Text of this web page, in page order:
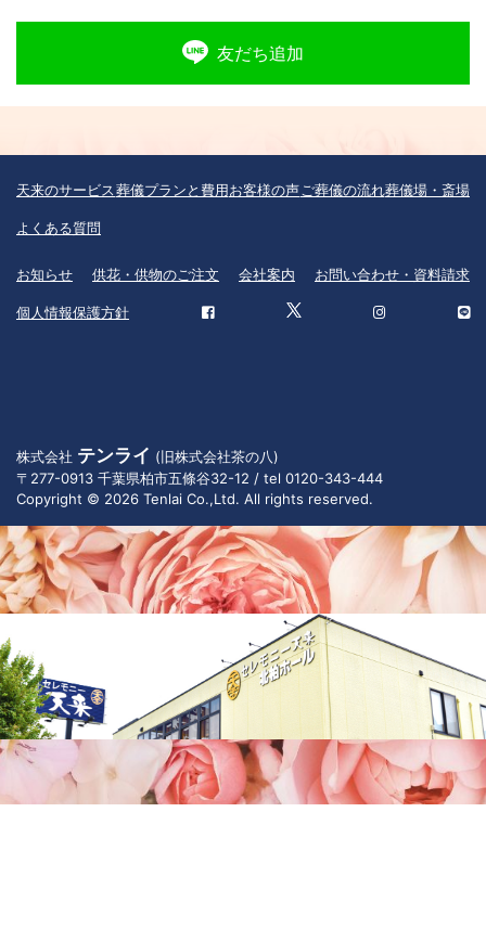
メールで提供します。
〈3〉香典返しのため弊社と業務提携している百貨
先・主な相談内容を電話または電子メールで提供し
会員管理の適切な運営のために下記の業者に業務委
託するにあたりお客様の個人情報を提供する際は、
うえで、機密保持契約を委託先と締結し、お客様の
様の宗教宗派に関する個人情報は、葬儀の施行のた
め、弊社において正当な事業遂行の範囲内で利用い
たします。お客様がご自身の個人情報を弊社に提供
されるか否かは、お客様のご判断によりますが、も
しご提供されない場合には、適切なサービスが提供
できない場合がありますので予めご了承ください。
登録者はご自身の個人情報について開示・修正・削
除等を求めることができます。希望される場合は下
記の問合せ窓口までお問い合わせ下さい。
お問合せ窓口
〒277-0913
友だち追加
天来のサービス葬儀プランと費用お客様の声ご葬儀の流れ葬儀場・斎場
よくある質問
お知らせ 供花・供物のご注文 会社案内 お問い合わせ・資料請求
個人情報保護方針
株式会社 テンライ (旧株式会社茶の八)
〒277-0913 千葉県柏市五條谷32-12 / tel 0120-343-444
Copyright © 2026 Tenlai Co.,Ltd. All rights reserved.